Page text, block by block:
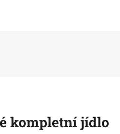
kompletní jídlo